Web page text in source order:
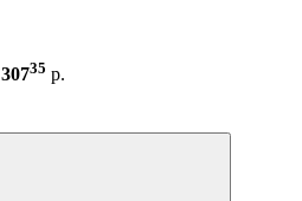
30735 р.